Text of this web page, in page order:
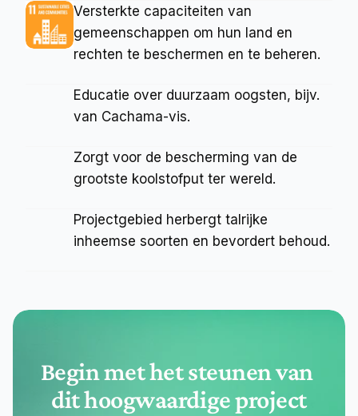
Versterkte capaciteiten van
gemeenschappen om hun land en
rechten te beschermen en te beheren.
Educatie over duurzaam oogsten, bijv.
van Cachama-vis.
Zorgt voor de bescherming van de
grootste koolstofput ter wereld.
Projectgebied herbergt talrijke
inheemse soorten en bevordert behoud.
Begin met het steunen van
dit hoogwaardige project